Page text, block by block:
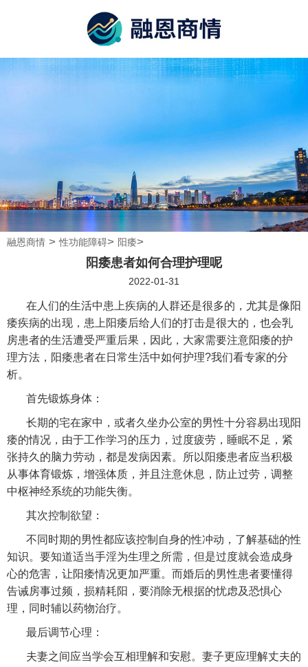
融恩商情 >性功能障碍> 阳痿>
阳痿患者如何合理护理呢
2022-01-31
在人们的生活中患上疾病的人群还是很多的，尤其是像阳
痿疾病的出现，患上阳痿后给人们的打击是很大的，也会乳
房患者的生活遭受严重后果，因此，大家需要注意阳痿的护
理方法，阳痿患者在日常生活中如何护理?我们看专家的分
析。
首先锻炼身体：
长期的宅在家中，或者久坐办公室的男性十分容易出现阳
痿的情况，由于工作学习的压力，过度疲劳，睡眠不足，紧
张持久的脑力劳动，都是发病因素。所以阳痿患者应当积极
从事体育锻炼，增强体质，并且注意休息，防止过劳，调整
中枢神经系统的功能失衡。
其次控制欲望：
不同时期的男性都应该控制自身的性冲动，了解基础的性
知识。要知道适当手淫为生理之所需，但是过度就会造成身
心的危害，让阳痿情况更加严重。而婚后的男性患者要懂得
告诫房事过频，损精耗阳，要消除无根据的忧虑及恐惧心
理，同时辅以药物治疗。
最后调节心理：
夫妻之间应当学会互相理解和安慰。妻子更应理解丈夫的